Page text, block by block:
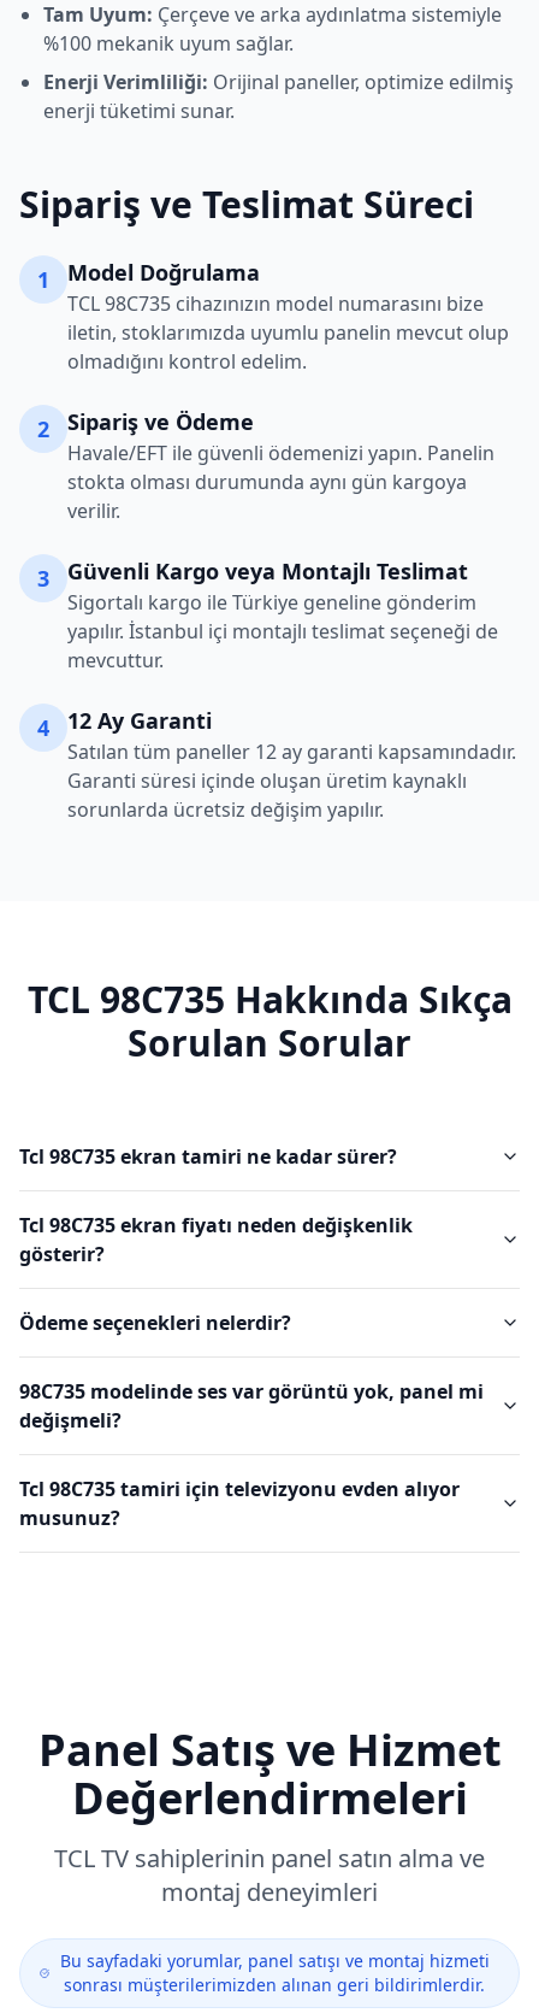
Tam Uyum: Çerçeve ve arka aydınlatma sistemiyle
%100 mekanik uyum sağlar.
Enerji Verimliliği: Orijinal paneller, optimize edilmiş
enerji tüketimi sunar.
Sipariş ve Teslimat Süreci
1 Model Doğrulama
TCL98C735 cihazınızın model numarasını bize
iletin, stoklarımızda uyumlu panelin mevcut olup
olmadığını kontrol edelim.
2 Sipariş ve Ödeme
Havale/EFT ile güvenli ödemenizi yapın. Panelin
stokta olması durumunda aynı gün kargoya
verilir.
3 Güvenli Kargo veya Montajlı Teslimat
Sigortalı kargo ile Türkiye geneline gönderim
yapılır. İstanbul içi montajlı teslimat seçeneği de
mevcuttur.
4 12 Ay Garanti
Satılan tüm paneller 12 ay garanti kapsamındadır.
Garanti süresi içinde oluşan üretim kaynaklı
sorunlarda ücretsiz değişim yapılır.
TCL 98C735 Hakkında Sıkça
Sorulan Sorular
Tcl 98C735 ekran tamiri ne kadar sürer?
Tcl 98C735 ekran fiyatı neden değişkenlik
gösterir?
Ödeme seçenekleri nelerdir?
98C735 modelinde ses var görüntü yok, panel mi
değişmeli?
Tcl 98C735 tamiri için televizyonu evden alıyor
musunuz?
Panel Satış ve Hizmet
Değerlendirmeleri
TCLTV sahiplerinin panel satın alma ve
montaj deneyimleri
Bu sayfadaki yorumlar, panel satışı ve montaj hizmeti
sonrası müşterilerimizden alınan geri bildirimlerdir.